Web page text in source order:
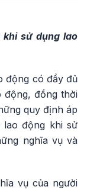
khi sử dụng lao
động có đầy đủ
động, đồng thời
quy định áp
lao động khi sử
nghĩa vụ và
vụ của người